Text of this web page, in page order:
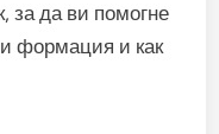
за да ви помогне
формация и как